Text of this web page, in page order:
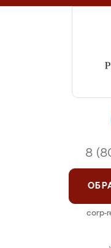
8
corp-